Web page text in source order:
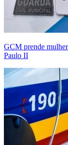
GCM prende
Paulo II